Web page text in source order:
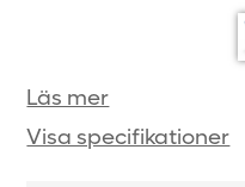
Läs mer
Visa specifikationer